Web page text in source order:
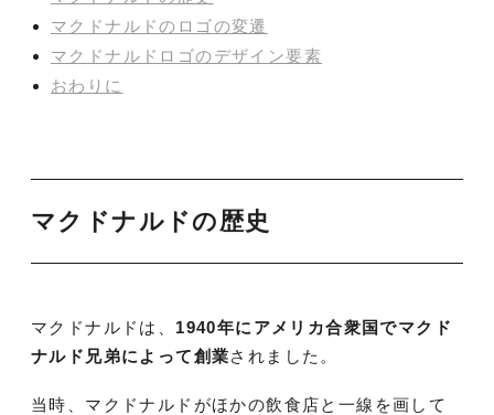
マクドナルドのロゴの変遷
マクドナルドロゴのデザイン要素
おわりに
マクドナルドの歴史
マクドナルドは、 1940年にアメリカ合衆国でマクド
ナルド兄弟によって創業されました。
当時、マクドナルドがほかの飲食店と一線を画して